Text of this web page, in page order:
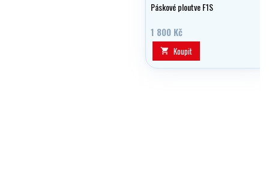
Páskové ploutve F1S
1 800 Kč
 Koupit